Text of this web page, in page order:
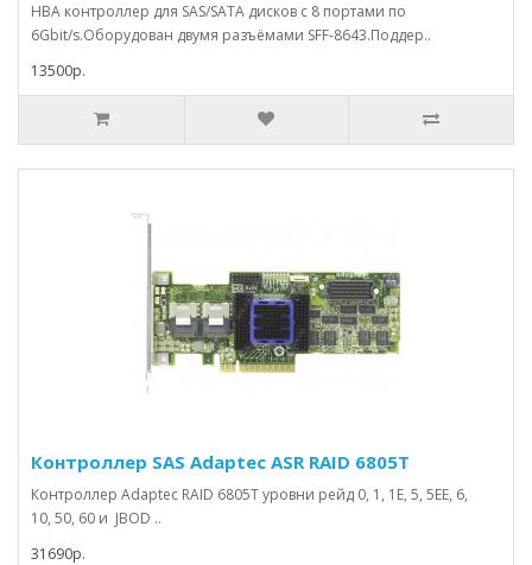
HBA контроллер для SAS/SATA дисков с 8 портами по
6Gbit/s.Оборудован двумя разъёмами SFF-8643.Поддер..
13500р.
Контроллер SAS Adaptec ASR RAID 6805T
Контроллер Adaptec RAID 6805T уровни рейд 0, 1, 1E, 5, 5EE, 6,
10, 50, 60 и JBOD ..
31690р.